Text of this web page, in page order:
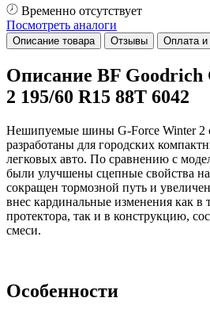
Временно отсутствует
Посмотреть аналоги
Описание товара Отзывы Оплата и
Описание BF
2 195/60 R15 88T 6042
Нешипуемые шины G-Force Winter 2
разработаны для городских
легковых авто. По сравнению с
были улучшены сцепные свойства
сокращен тормозной путь и
внес кардинальные изменения как в
протектора, так и в конструкцию,
смеси.
Особенности